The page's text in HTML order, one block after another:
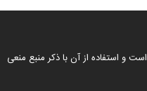
است و استفاده از آن با ذکر منبع منعی